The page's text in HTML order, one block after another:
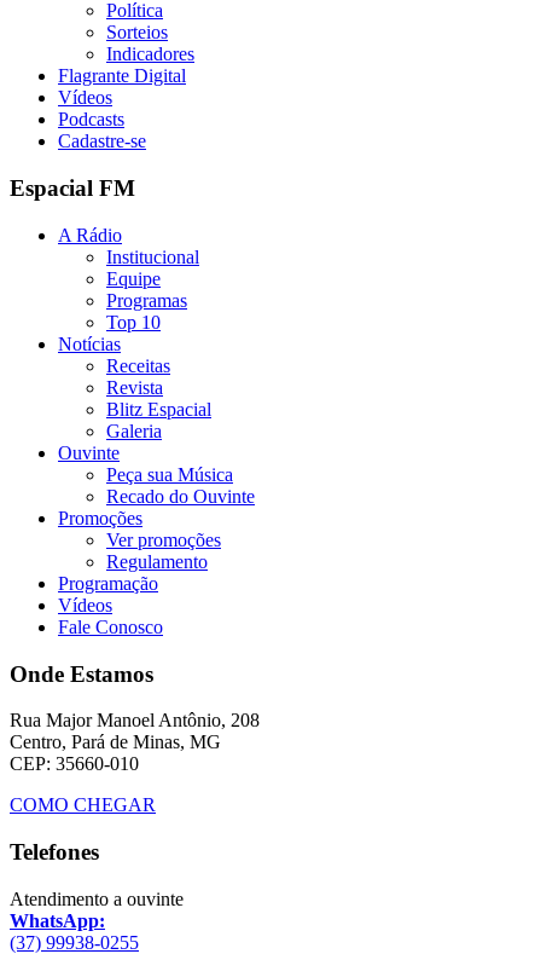
Política
Sorteios
Indicadores
Flagrante Digital
Vídeos
Podcasts
Cadastre-se
Espacial FM
A Rádio
Institucional
Equipe
Programas
Top 10
Notícias
Receitas
Revista
Blitz Espacial
Galeria
Ouvinte
Peça sua Música
Recado do Ouvinte
Promoções
Ver promoções
Regulamento
Programação
Vídeos
Fale Conosco
Onde Estamos
Rua Major Manoel Antônio, 208
Centro, Pará de Minas, MG
CEP: 35660-010
COMO CHEGAR
Telefones
Atendimento a ouvinte
WhatsApp:
(37) 99938-0255